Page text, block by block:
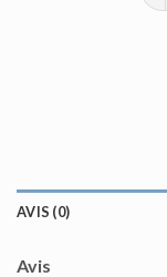
AVIS (0)
Avis